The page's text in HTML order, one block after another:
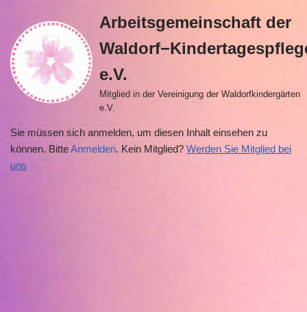
Zum
Inhalt
springen
Arbeitsgemeinschaft der
e.V.
Mitglied in der Vereinigung der Waldorfkindergärten
e.V.
Sie müssen sich anmelden, um diesen Inhalt einsehen zu
können. BitteAnmelden. Kein Mitglied? Werden Sie Mitglied bei
uns